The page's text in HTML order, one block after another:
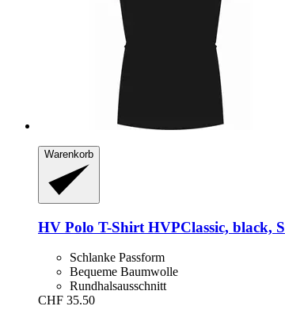
Warenkorb
HV Polo T-​Shirt HVPClassic, black, S
Schlanke Passform
Bequeme Baumwolle
Rundhalsausschnitt
CHF 35.50